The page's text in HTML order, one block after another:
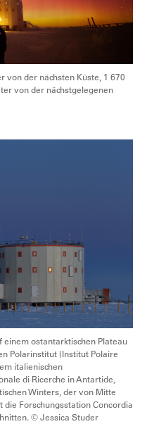
von der nächsten Küste, 1 670
von der nächstgelegenen
einem ostantarktischen Plateau
Polarinstitut (Institut Polaire
italienischen
di Ricerche in Antartide,
Winters, der von Mitte
Forschungsstation Concordia
© Jessica Studer